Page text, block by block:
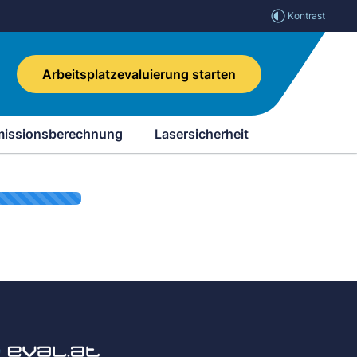
Kontrast
Arbeitsplatzevaluierung starten
Lasersicherheit